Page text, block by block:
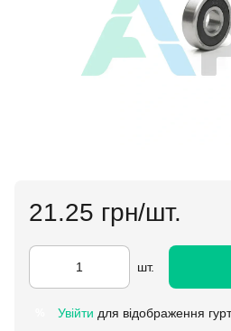
21.25 грн/шт.
шт.
Увійти для відображення